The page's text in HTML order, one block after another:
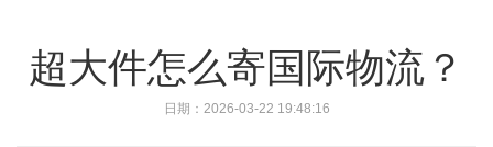
超大件怎么寄国际物流？
日期：2026-03-22 19:48:16